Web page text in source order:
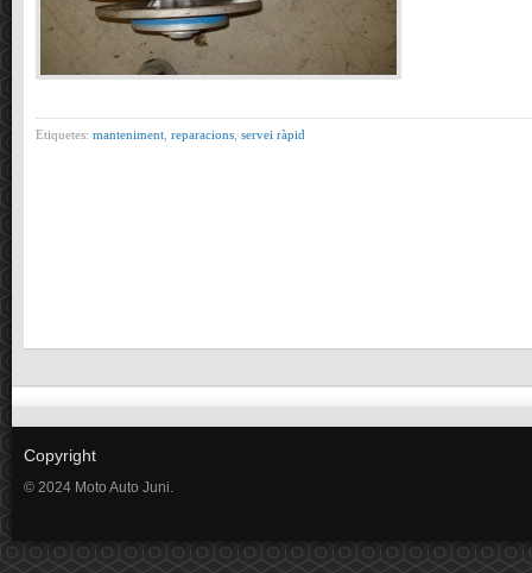
Etiquetes: manteniment reparacions servei ràpid
Copyright
© 2024 Moto Auto Juni.